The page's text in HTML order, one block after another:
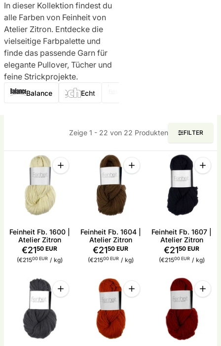
In dieser Kollektion findest du
alle Farben von Feinheit von
Atelier Zitron. Entdecke die
vielseitige Farbpalette und
finde das passende Garn für
elegante Pullover, Tücher und
feine Strickprojekte.
Balance Echt
Zeige 1 - 22 von 22 Produkten FILTER
Feinheit Fb. 1600 |
Atelier Zitron
€2150 EUR
Stückpreis
(€21500 EUR / pro
kg)
Menge für Feinheit Fb. 1600 | Atelier Zitron
Feinheit Fb. 1604 |
Atelier Zitron
€2150 EUR
Stückpreis
(€21500 EUR / pro
kg)
Menge für Feinheit Fb.
Feinheit Fb. 1607 |
Atelier Zitron
€2150 EUR
Stückpreis
(€21500 EUR / pro
kg)
Menge für Feinheit Fb. 1608 | Atelier Zitron
Menge für Feinheit Fb.